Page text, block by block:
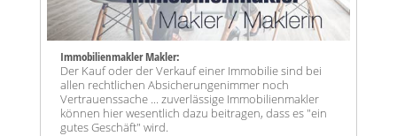
Immobilienmakler Makler:
Der Kauf oder der Verkauf einer Immobilie sind bei
allen rechtlichen Absicherungenimmer noch
Vertrauenssache ... zuverlässige Immobilienmakler
können hier wesentlich dazu beitragen, dass es "ein
gutes Geschäft" wird.